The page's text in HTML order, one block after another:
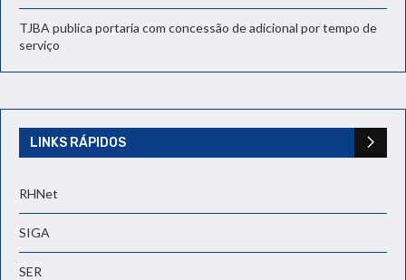
TJBA publica portaria com concessão de adicional por tempo de
serviço
LINKS RÁPIDOS
RHNet
SIGA
SER